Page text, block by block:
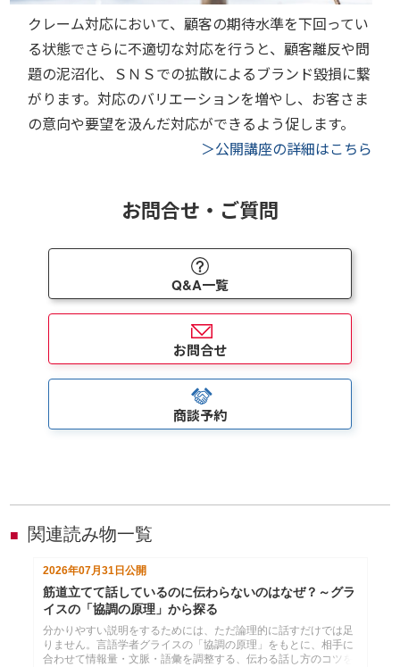
クレーム対応において、顧客の期待水準を下回ってい
る状態でさらに不適切な対応を行うと、顧客離反や問
題の泥沼化、ＳＮＳでの拡散によるブランド毀損に繋
がります。対応のバリエーションを増やし、お客さま
の意向や要望を汲んだ対応ができるよう促します。
＞公開講座の詳細はこちら
お問合せ・ご質問
Q&A一覧
お問合せ
商談予約
■ 関連読み物一覧
2026年07月31日 公開
筋道立てて話しているのに伝わらないのはなぜ？～グラ
イスの「協調の原理」から探る
分かりやすい説明をするためには、ただ論理的に話すだけでは足
りません。言語学者グライスの「協調の原理」をもとに、相手に
合わせて情報量・文脈・語彙を調整する、伝わる話し方のコツを